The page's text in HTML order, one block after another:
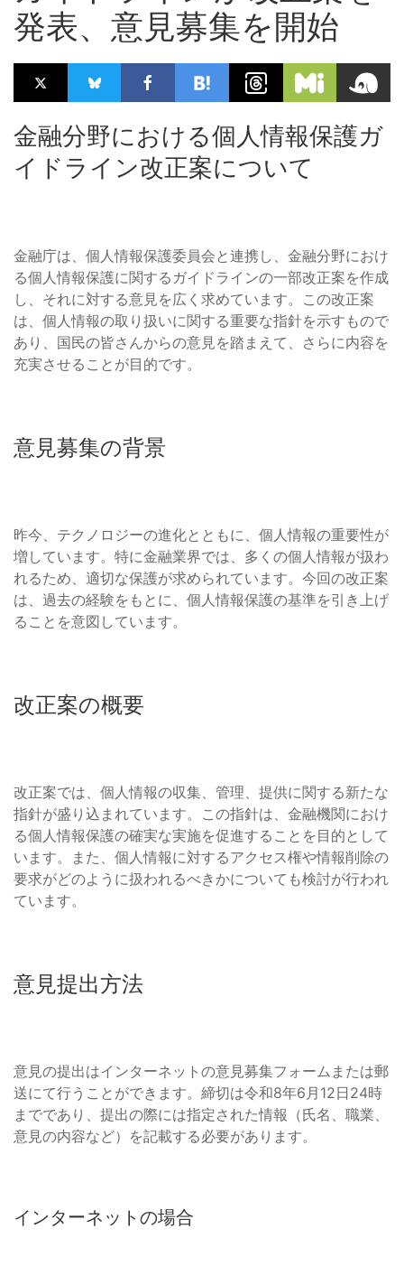
発表、意見募集を開始
金融分野における個人情報保護ガ
イドライン改正案について
金融庁は、個人情報保護委員会と連携し、金融分野におけ
る個人情報保護に関するガイドラインの一部改正案を作成
し、それに対する意見を広く求めています。この改正案
は、個人情報の取り扱いに関する重要な指針を示すもので
あり、国民の皆さんからの意見を踏まえて、さらに内容を
充実させることが目的です。
意見募集の背景
昨今、テクノロジーの進化とともに、個人情報の重要性が
増しています。特に金融業界では、多くの個人情報が扱わ
れるため、適切な保護が求められています。今回の改正案
は、過去の経験をもとに、個人情報保護の基準を引き上げ
ることを意図しています。
改正案の概要
改正案では、個人情報の収集、管理、提供に関する新たな
指針が盛り込まれています。この指針は、金融機関におけ
る個人情報保護の確実な実施を促進することを目的として
います。また、個人情報に対するアクセス権や情報削除の
要求がどのように扱われるべきかについても検討が行われ
ています。
意見提出方法
意見の提出はインターネットの意見募集フォームまたは郵
送にて行うことができます。締切は令和8年6月12日24時
までであり、提出の際には指定された情報（氏名、職業、
意見の内容など）を記載する必要があります。
インターネットの場合